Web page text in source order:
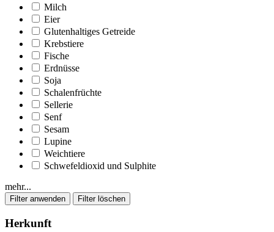
Milch
Eier
Glutenhaltiges Getreide
Krebstiere
Fische
Erdnüsse
Soja
Schalenfrüchte
Sellerie
Senf
Sesam
Lupine
Weichtiere
Schwefeldioxid und Sulphite
mehr...
Herkunft